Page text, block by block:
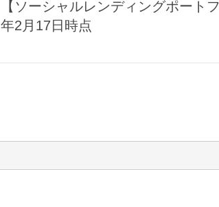
【ソーシャルレンディングポート
年2月17日時点